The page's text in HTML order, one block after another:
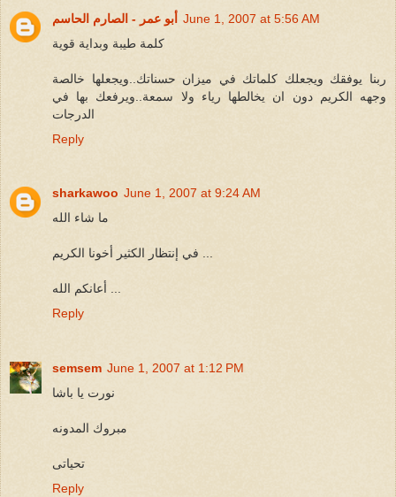
أبو عمر - الصارم الحاسم June 1, 2007 at 5:56 AM
كلمة طيبة وبداية قوية
ربنا يوفقك ويجعلك كلماتك في ميزان حسناتك..ويجعلها خالصة
وجهه الكريم دون ان يخالطها رياء ولا سمعة..ويرفعك بها في
الدرجات
Reply
sharkawoo June 1, 2007 at 9:24 AM
ما شاء الله
في إنتظار الكثير أخونا الكريم ...
أعانكم الله ...
Reply
semsem June 1, 2007 at 1:12 PM
نورت يا باشا
مبروك المدونه
تحياتى
Reply